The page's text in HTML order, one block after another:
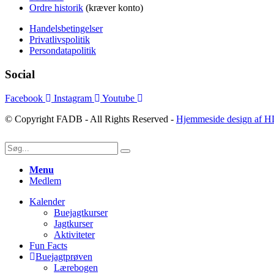
Ordre historik (kræver konto)
Handelsbetingelser
Privatlivspolitik
Persondatapolitik
Social
Facebook Instagram
Youtube
© Copyright FADB - All Rights Reserved - Hjemmeside design af
Menu
Medlem
Kalender
Buejagtkurser
Jagtkurser
Aktiviteter
Fun Facts
Buejagtprøven
Lærebogen